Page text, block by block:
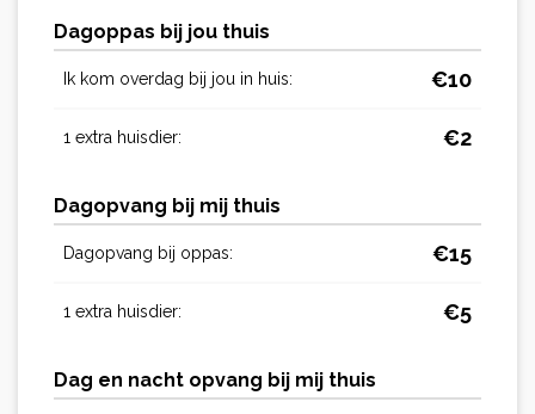
Dagoppas bij jou thuis
Ik kom overdag bij jou in huis: €10
1 extra huisdier: €2
Dagopvang bij mij thuis
Dagopvang bij oppas: €15
1 extra huisdier: €5
Dag en nacht opvang bij mij thuis